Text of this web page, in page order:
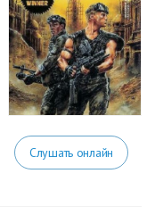
Слушать онлайн